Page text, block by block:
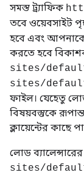
সমস্ত ট্র্যাফিক
তবে ওয়েবসাইট
হবে এবং
করতে হবে
sites/
sites/
ফাইল। যেহেতু লোড
বিষয়বস্তুকে
ক্লায়েন্টের কাছে
লোড
sites/